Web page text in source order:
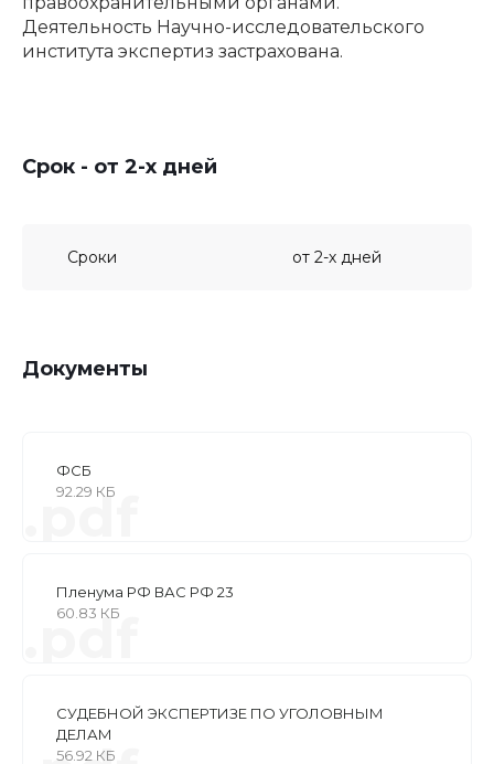
Деятельность Научно-исследовательского
института экспертиз застрахована.
Срок - от 2-х дней
Сроки от 2-х дней
Документы
ФСБ
92.29 КБ
.pdf
Пленума РФ ВАС РФ 23
60.83 КБ
.pdf
СУДЕБНОЙ ЭКСПЕРТИЗЕ ПО УГОЛОВНЫМ
ДЕЛАМ
56.92 КБ